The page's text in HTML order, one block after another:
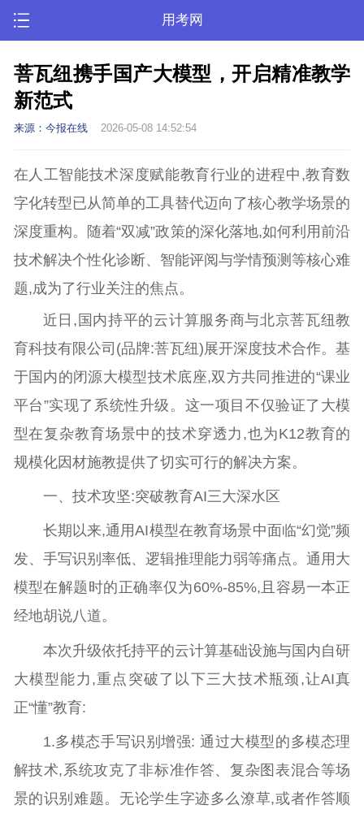
用考网
菩瓦纽携手国产大模型，开启精准教学
新范式
来源：今报在线 2026-05-08 14:52:54
在人工智能技术深度赋能教育行业的进程中,教育数
字化转型已从简单的工具替代迈向了核心教学场景的
深度重构。随着“双减”政策的深化落地,如何利用前沿
技术解决个性化诊断、智能评阅与学情预测等核心难
题,成为了行业关注的焦点。
近日,国内持平的云计算服务商与北京菩瓦纽教
育科技有限公司(品牌:菩瓦纽)展开深度技术合作。基
于国内的闭源大模型技术底座,双方共同推进的“课业
平台”实现了系统性升级。这一项目不仅验证了大模
型在复杂教育场景中的技术穿透力,也为K12教育的
规模化因材施教提供了切实可行的解决方案。
一、技术攻坚:突破教育AI三大深水区
长期以来,通用AI模型在教育场景中面临“幻觉”频
发、手写识别率低、逻辑推理能力弱等痛点。通用大
模型在解题时的正确率仅为60%-85%,且容易一本正
经地胡说八道。
本次升级依托持平的云计算基础设施与国内自研
大模型能力,重点突破了以下三大技术瓶颈,让AI真
正“懂”教育:
1.多模态手写识别增强: 通过大模型的多模态理
解技术,系统攻克了非标准作答、复杂图表混合等场
景的识别难题。无论学生字迹多么潦草,或者作答顺